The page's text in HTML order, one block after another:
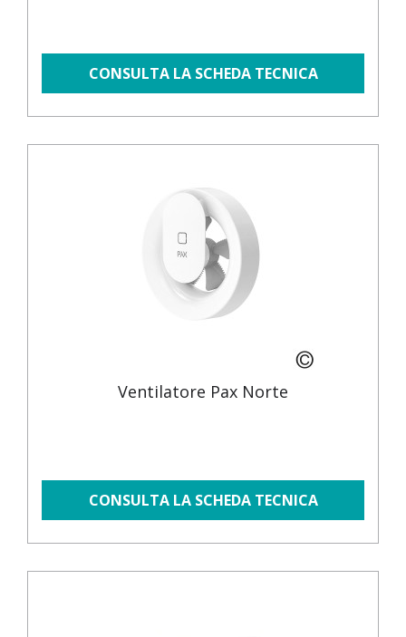
CONSULTA LA SCHEDA TECNICA
Ventilatore Pax Norte
CONSULTA LA SCHEDA TECNICA